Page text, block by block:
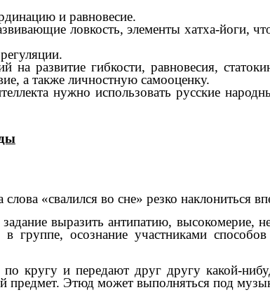
и равновесие.
ловкость, элементы хатха-йоги,
развитие гибкости, равновесия,
а также личностную самооценку.
нужно использовать русские
«свалился во сне» резко наклониться
выразить антипатию, высокомерие,
группе, осознание участниками
кругу и передают друг другу какой-
предмет. Этюд может выполняться под